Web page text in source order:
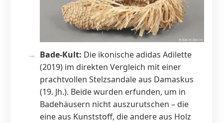
Bade-Kult: Die ikonische adidas Adilette
(2019) im direkten Vergleich mit einer
prachtvollen Stelzsandale aus Damaskus
(19. Jh.). Beide wurden erfunden, um in
Badehäusern nicht auszurutschen – die
eine aus Kunststoff, die andere aus Holz